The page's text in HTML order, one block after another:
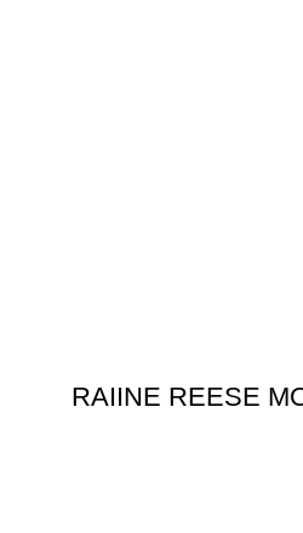
RAIINE REESE